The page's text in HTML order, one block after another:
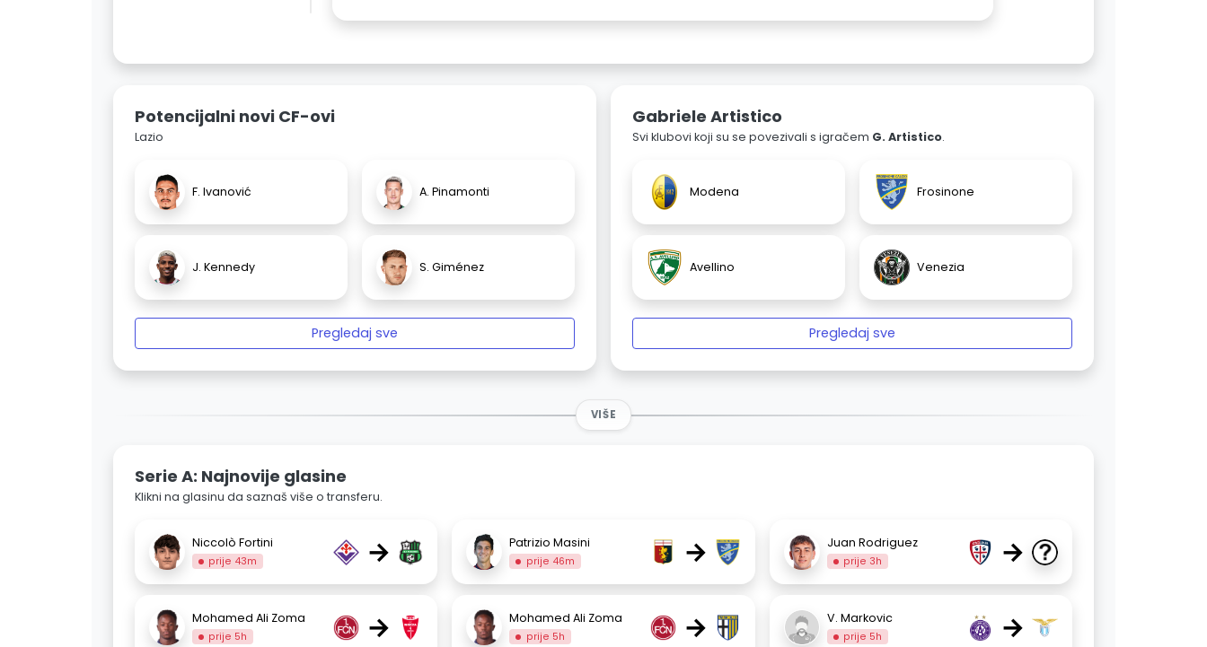
Potencijalni novi CF-ovi
Lazio
F. Ivanović A. Pinamonti
J. Kennedy S. Giménez
Pregledaj sve
Gabriele Artistico
Svi klubovi koji su se povezivali s igračem G. Artistico.
Modena Frosinone
Avellino Venezia
Pregledaj sve
VIŠE
Serie A: Najnovije glasine
Klikni na glasinu da saznaš više o transferu.
Niccolò Fortini
prije 43m → Patrizio Masini
prije 46m → Juan Rodriguez
prije 3h →
Mohamed Ali Zoma
prije 5h → Mohamed Ali Zoma
prije 5h → V. Markovic
prije 5h →